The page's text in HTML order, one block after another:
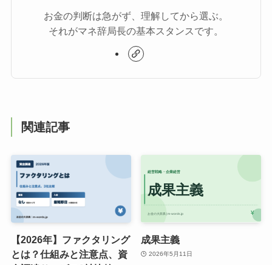
お金の判断は急がず、理解してから選ぶ。
それがマネ辞局長の基本スタンスです。
関連記事
【2026年】ファクタリング
とは？仕組みと注意点、資
成果主義
2026年5月11日